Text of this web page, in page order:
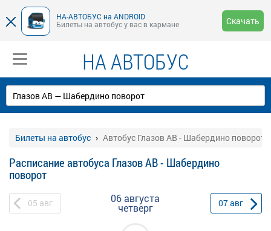
НА-АВТОБУС на ANDROID
Билеты на автобус у вас в кармане
Скачать
НА АВТОБУС
Билеты на автобус Автобус Глазов АВ - Шабердино поворот
Расписание автобуса Глазов АВ - Шабердино
поворот
05 авг 06 августа
четверг 07авг